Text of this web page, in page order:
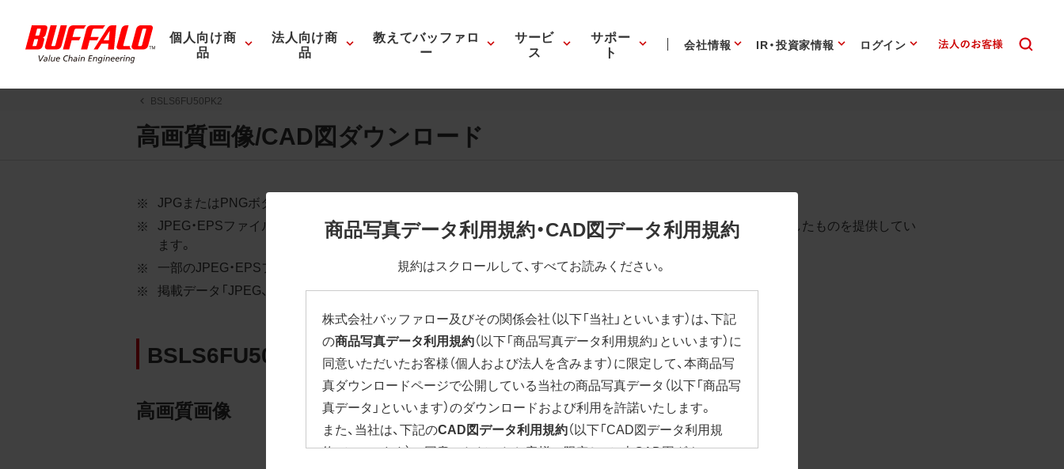
個人向け商
品
法人向け商
品
教えてバッファロ
ー
サービ
ス
サポー
ト 会社情報 IR・投資家情報 ログイン
BSLS6FU50PK2
高画質画像/CAD図ダウンロード
商品写真データ利用規約・CAD図データ利用規約
規約はスクロールして、すべてお読みください。
株式会社バッファロー及びその関係会社（以下「当社」といいます）は、下記
の商品写真データ利用規約（以下「商品写真データ利用規約」といいます）に
同意いただいたお客様（個人および法人を含みます）に限定して、本商品写
真ダウンロードページで公開している当社の商品写真データ（以下「商品写
真データ」といいます）のダウンロードおよび利用を許諾いたします。
また、当社は、下記のCAD図データ利用規約（以下「CAD図データ利用規
約」といいます）に同意いただいたお客様に限定して、本CAD図ダウンロー
JPGまたはPNGボタンを押すと画像の表示。EPSボタンを押すと圧縮ファイルのダウンロードが始まります。
JPEG・EPSファイルにはパスが設定されています。画像編集の際に便利です。PNG画像は原則として背景を透過したものを提供してい
ます。
一部のJPEG・EPSファイルにはパスが設定されていない場合があります。ご了承ください。
掲載データ「JPEG、PNG : 低解像度(RGBカラー)」 「EPS : 高解像度(CMYKカラー)」
BSLS6FU50PK2
高画質画像